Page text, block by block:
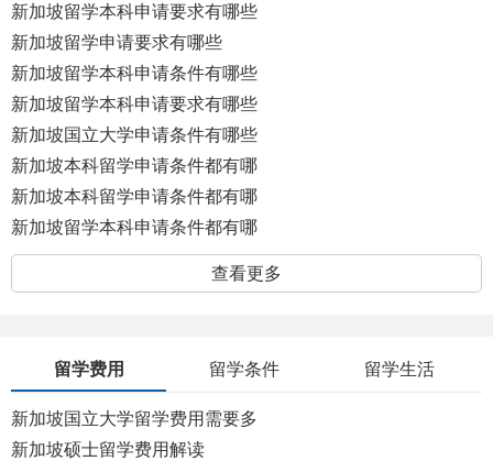
新加坡留学本科申请要求有哪些
新加坡留学申请要求有哪些
新加坡留学本科申请条件有哪些
呢
新加坡留学本科申请要求有哪些
呢
新加坡国立大学申请条件有哪些
新加坡本科留学申请条件都有哪
些呢？
新加坡本科留学申请条件都有哪
些呢
新加坡留学本科申请条件都有哪
些呢
查看更多
留学费用 留学条件 留学生活
新加坡国立大学留学费用需要多
少钱
新加坡硕士留学费用解读